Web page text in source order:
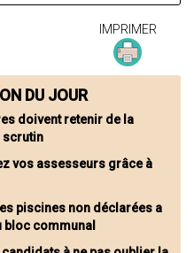
IMPRIMER
DU JOUR
doivent retenir de la
scrutin
vos assesseurs grâce à
piscines non déclarées a
communal